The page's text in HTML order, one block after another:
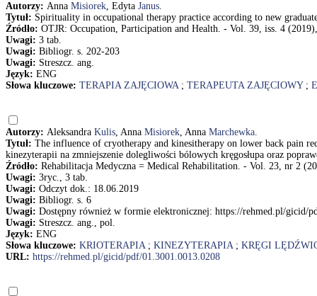
Autorzy: Anna Misiorek, Edyta Janus.
Tytuł: Spirituality in occupational therapy practice according to new
Źródło: OTJR: Occupation, Participation and Health. - Vol. 39, iss. 4
Uwagi: 3 tab.
Uwagi: Bibliogr. s. 202-203
Uwagi: Streszcz. ang.
Język: ENG
Słowa kluczowe: TERAPIA ZAJĘCIOWA; TERAPEUTA ZAJĘCIOWY;
Autorzy: Aleksandra Kulis, Anna Misiorek, Anna Marchewka.
Tytuł: The influence of cryotherapy and kinesitherapy on lower back pain
kinezyterapii na zmniejszenie dolegliwości bólowych kręgosłupa oraz
Źródło: Rehabilitacja Medyczna = Medical Rehabilitation. - Vol. 23, nr 2
Uwagi: 3ryc., 3 tab.
Uwagi: Odczyt dok.: 18.06.2019
Uwagi: Bibliogr. s. 6
Uwagi: Dostępny również w formie elektronicznej: https://rehmed.pl/gicid/
Uwagi: Streszcz. ang., pol.
Język: ENG
Słowa kluczowe: KRIOTERAPIA; KINEZYTERAPIA; KRĘGI
URL: https://rehmed.pl/gicid/pdf/01.3001.0013.0208